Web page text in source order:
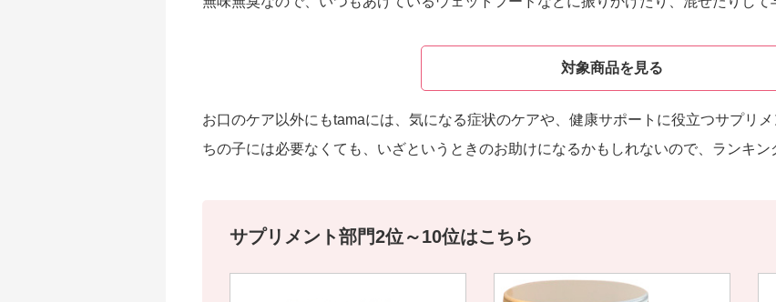
対象商品を見る
お口のケア以外にもtamaには、気になる症状のケアや、健康サポートに役立つサプリ
ちの子には必要なくても、いざというときのお助けになるかもしれないので、ランキン
サプリメント部門2位～10位はこちら